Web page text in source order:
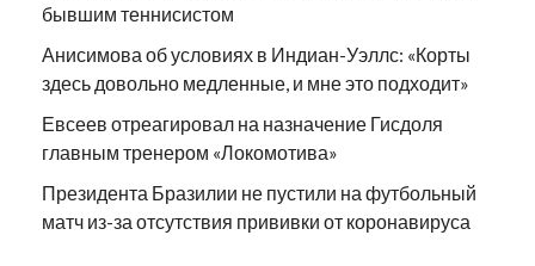
бывшим теннисистом
Анисимова об условиях в Индиан-Уэллс: «Корты
здесь довольно медленные, и мне это подходит»
Евсеев отреагировал на назначение Гисдоля
главным тренером «Локомотива»
Президента Бразилии не пустили на футбольный
матч из-за отсутствия прививки от коронавируса